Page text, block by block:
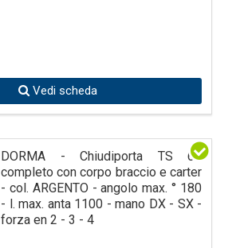
Vedi scheda
DORMA - Chiudiporta TS 69
completo con corpo braccio e carter
- col. ARGENTO - angolo max. ° 180
- l. max. anta 1100 - mano DX - SX -
forza en 2 - 3 - 4